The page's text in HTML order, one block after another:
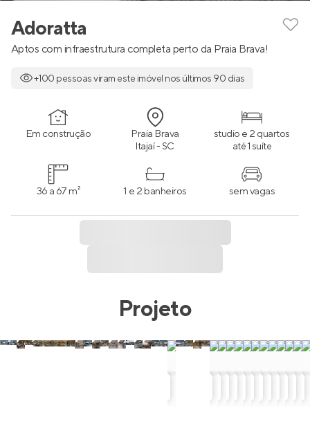
Adoratta
Aptos com infraestrutura completa perto da Praia Brava!
+100 pessoas viram este imóvel nos últimos 90 dias
Em construção Praia Brava
Itajaí - SC
studio e 2 quartos
até 1 suíte
36 a 67 m² 1 e 2 banheiros sem vagas
Projeto